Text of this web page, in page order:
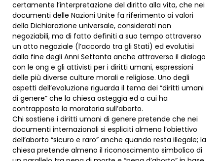
certamente l’interpretazione del diritto alla vita, che nei
documenti delle Nazioni Unite fa riferimento ai valori
della Dichiarazione universale, considerati non
negoziabili, ma di fatto definiti a suo tempo attraverso
un atto negoziale (l’accordo tra gli Stati) ed evolutisi
dalla fine degli Anni Settanta anche attraverso il dialogo
con le ong e gli attivisti per i diritti umani, espressioni
delle più diverse culture morali e religiose. Uno degli
aspetti dell’evoluzione riguarda il tema dei “diritti umani
di genere” che la chiesa osteggia ed a cui ha
contrapposto la moratoria sull’aborto.
Chi sostiene i diritti umani di genere pretende che nei
documenti internazionali si espliciti almeno l’obiettivo
dell’aborto “sicuro e raro” anche quando resta illegale; la
chiesa pretende almeno il riconoscimento simbolico di